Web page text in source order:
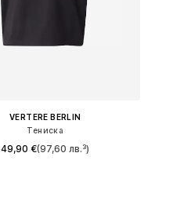
VERTERE BERLIN
Тениска
49,90 €(97,60 лв.³)